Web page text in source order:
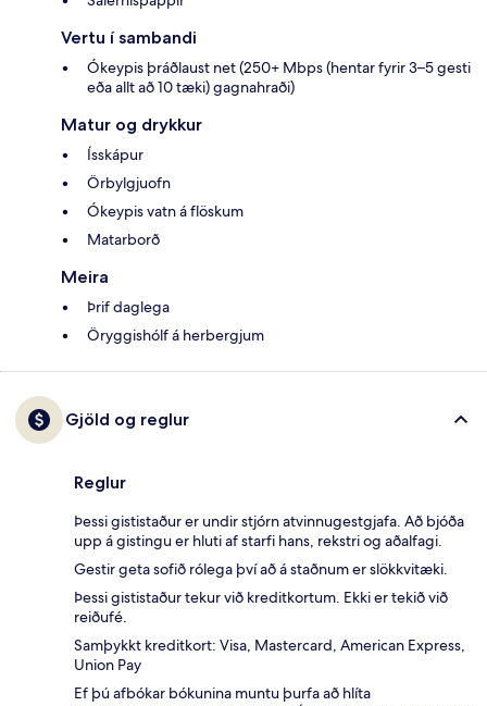
Vertu í sambandi
Ókeypis þráðlaust net (250+ Mbps (hentar fyrir 3–5 gesti
eða allt að 10 tæki) gagnahraði)
Matur og drykkur
Ísskápur
Örbylgjuofn
Ókeypis vatn á flöskum
Matarborð
Meira
Þrif daglega
Öryggishólf á herbergjum
Gjöld og reglur
Reglur
Þessi gististaður er undir stjórn atvinnugestgjafa. Að bjóða
upp á gistingu er hluti af starfi hans, rekstri og aðalfagi.
Gestir geta sofið rólega því að á staðnum er slökkvitæki.
Þessi gististaður tekur við kreditkortum. Ekki er tekið við
reiðufé.
Samþykkt kreditkort: Visa, Mastercard, American Express,
Union Pay
Ef þú afbókar bókunina muntu þurfa að hlíta